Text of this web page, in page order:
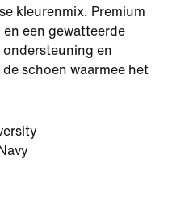
kleurenmix. Premium
een gewatteerde
ondersteuning en
schoen waarmee het